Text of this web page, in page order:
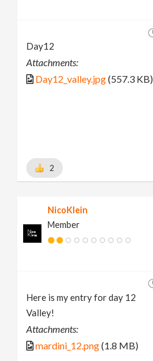
Day12
Attachments:
Day12_valley.jpg(557.3 KB)
2
NicoKlein
Member
Here is my entry for day 12
Valley!
Attachments:
mardini_12.png(1.8 MB)